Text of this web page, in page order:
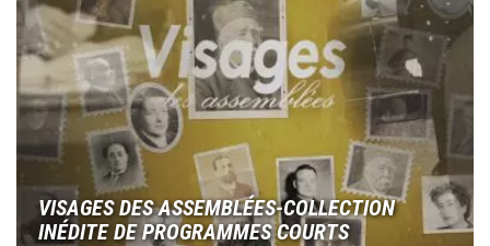
VISAGES DES ASSEMBLÉES-COLLECTION
INÉDITE DE PROGRAMMES COURTS